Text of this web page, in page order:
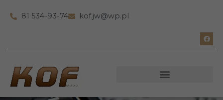
81 534-93-74 kof.jw@wp.pl